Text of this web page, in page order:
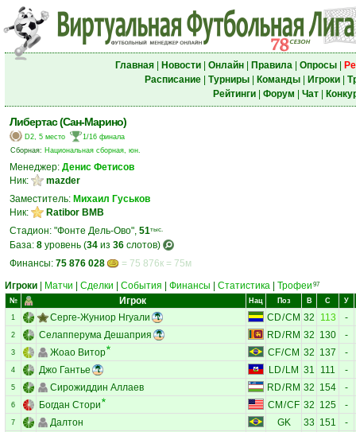
Главная| Новости| Онлайн| Правила| Опросы|
Расписание| Турниры| Команды| Игроки|
Рейтинги| Форум Чат|
Либертас (Сан-Марино)
D2, 5 место
1/16 финала
Сборная: Национальная сборная, юн.
Менеджер: Денис Фетисов
Ник:
mazder
Заместитель: Михаил Гуськов
Ник:
Ratibor BMB
Стадион: "Фонте Дель-Ово", 51тыс.
База: 8 уровень (34 из 36 слотов)
Финансы: 75 876 028
= 75 876к = 75м
Игроки
Матчи Сделки События Финансы Статистика Трофеи 97
№ Игрок Нац Поз В С У
1 Серге-Жуниор Нгуали CD/CM 32 113 -
2 Селапперума Дешаприя RD/ RM 32 130 -
3 Жоао Витор CF/CM 32 137 -
4 Джо Гантье LD/ LM 31 111 -
5 Сирожиддин Аллаев RD/ RM 32 154 -
6 Богдан Стори CM /CF 32 125 -
7 Далтон GK 33 151 -